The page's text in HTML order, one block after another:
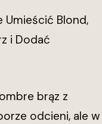
Umieścić Blond,
i Dodać
brąz z
odcieni, ale w